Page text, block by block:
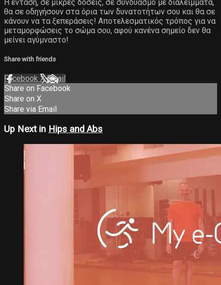
Η ένταση, σε μικρές δόσεις, σε συνδυασμό με διαλείμματα,
θα σε οδηγήσουν στα όρια των δυνατοτήτων σου και θα σε
κάνουν να τα ξεπεράσεις! Αποτελεσματικός τρόπος για να
μεταμορφώσεις το σώμα σου, αφού κανένα σημείο δεν θα
μείνει αγύμναστο!
Share with friends
Facebook XEmail
Share on Facebook
Share on X
Share via Email
Up Next in Hips and Abs